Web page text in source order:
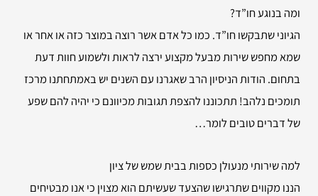
ומה בנוגע חו”ד?
הגיוני שתבקשו חו”ד. כמו כל אדם אשר רוצה במוצר כזה או אחר או
שמא מחפש שירות מבעל מקצוע ירצה לראות ולשמוע חוות דעת
בתחום. הודות הניסיון הרב שאגרנו עם השנים יש באמתחתנו מרכז
תומכים נלהב! תתכוננו להצפת תגובות מכיוונם כי יהיה להם שפע
של דברים טובים לומר…
למה שירותי מנעולן כספות בבית שמש של ציון
הננו מקווים שתרגישו שהצעד שעשיתם הוא מצוין כי אנו מבטיחים